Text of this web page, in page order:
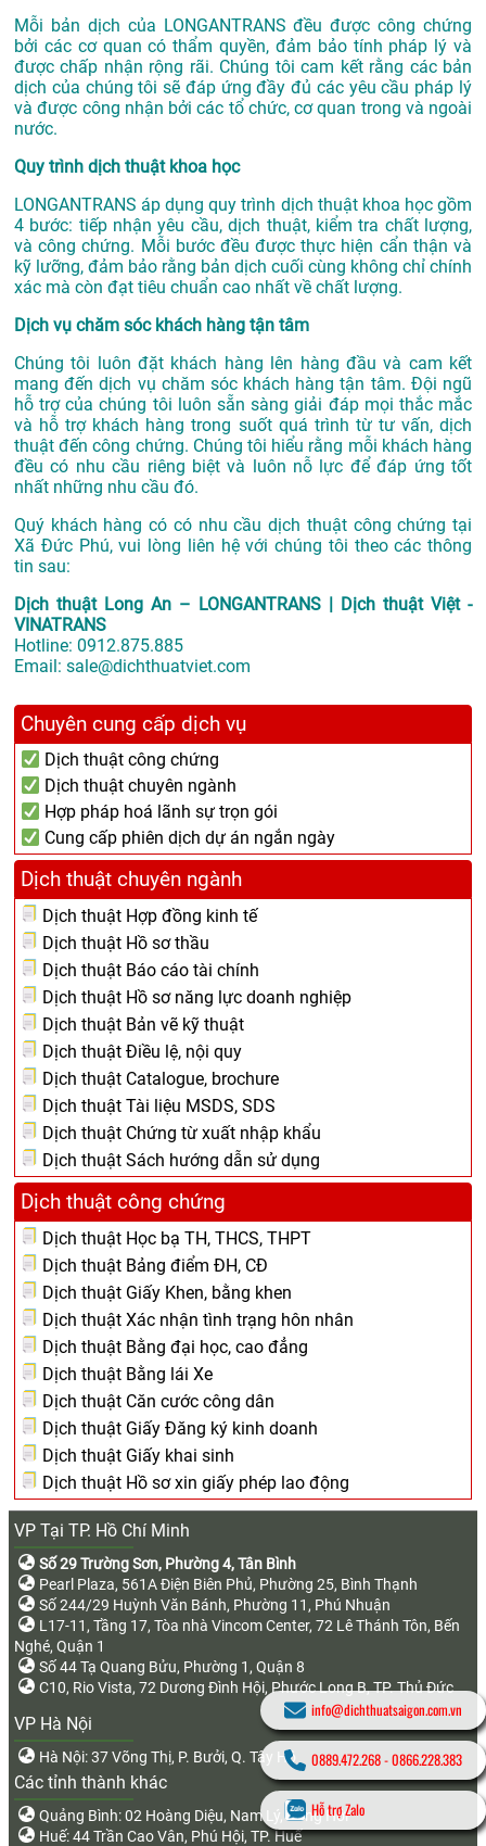
Mỗi bản dịch của LONGANTRANS đều được công chứng
bởi các cơ quan có thẩm quyền, đảm bảo tính pháp lý và
được chấp nhận rộng rãi. Chúng tôi cam kết rằng các bản
dịch của chúng tôi sẽ đáp ứng đầy đủ các yêu cầu pháp lý
và được công nhận bởi các tổ chức, cơ quan trong và ngoài
nước.
Quy trình dịch thuật khoa học
LONGANTRANS áp dụng quy trình dịch thuật khoa học gồm
4 bước: tiếp nhận yêu cầu, dịch thuật, kiểm tra chất lượng,
và công chứng. Mỗi bước đều được thực hiện cẩn thận và
kỹ lưỡng, đảm bảo rằng bản dịch cuối cùng không chỉ chính
xác mà còn đạt tiêu chuẩn cao nhất về chất lượng.
Dịch vụ chăm sóc khách hàng tận tâm
Chúng tôi luôn đặt khách hàng lên hàng đầu và cam kết
mang đến dịch vụ chăm sóc khách hàng tận tâm. Đội ngũ
hỗ trợ của chúng tôi luôn sẵn sàng giải đáp mọi thắc mắc
và hỗ trợ khách hàng trong suốt quá trình từ tư vấn, dịch
thuật đến công chứng. Chúng tôi hiểu rằng mỗi khách hàng
đều có nhu cầu riêng biệt và luôn nỗ lực để đáp ứng tốt
nhất những nhu cầu đó.
Quý khách hàng có có nhu cầu dịch thuật công chứng tại
Xã Đức Phú, vui lòng liên hệ với chúng tôi theo các thông
tin sau:
Dịch thuật Long An – LONGANTRANS | Dịch thuật Việt -
VINATRANS
Hotline: 0912.875.885
Email: sale@dichthuatviet.com
Chuyên cung cấp dịch vụ
Dịch thuật công chứng
Dịch thuật chuyên ngành
Hợp pháp hoá lãnh sự trọn gói
Cung cấp phiên dịch dự án ngắn ngày
Dịch thuật chuyên ngành
Dịch thuật Hợp đồng kinh tế
Dịch thuật Hồ sơ thầu
Dịch thuật Báo cáo tài chính
Dịch thuật Hồ sơ năng lực doanh nghiệp
Dịch thuật Bản vẽ kỹ thuật
Dịch thuật Điều lệ, nội quy
Dịch thuật Catalogue, brochure
Dịch thuật Tài liệu MSDS, SDS
Dịch thuật Chứng từ xuất nhập khẩu
Dịch thuật Sách hướng dẫn sử dụng
Dịch thuật công chứng
Dịch thuật Học bạ TH, THCS, THPT
Dịch thuật Bảng điểm ĐH, CĐ
Dịch thuật Giấy Khen, bằng khen
Dịch thuật Xác nhận tình trạng hôn nhân
Dịch thuật Bằng đại học, cao đẳng
Dịch thuật Bằng lái Xe
Dịch thuật Căn cước công dân
Dịch thuật Giấy Đăng ký kinh doanh
Dịch thuật Giấy khai sinh
Dịch thuật Hồ sơ xin giấy phép lao động
VP Tại TP. Hồ Chí Minh
Số 29 Trường Sơn, Phường 4, Tân Bình
Pearl Plaza, 561A Điện Biên Phủ, Phường 25, Bình Thạnh
Số 244/29 Huỳnh Văn Bánh, Phường 11, Phú Nhuận
L17-11, Tầng 17, Tòa nhà Vincom Center, 72 Lê Thánh Tôn, Bến
Nghé, Quận 1
Số 44 Tạ Quang Bửu, Phường 1, Quận 8
C10, Rio Vista, 72 Dương Đình Hội, Phước Long B, TP. Thủ Đức
VP Hà Nội
Hà Nội: 37 Võng Thị, P. Bưởi, Q. Tây Hồ
Các tỉnh thành khác
Quảng Bình: 02 Hoàng Diệu, Nam Lý, Đồng Hới
Huế: 44 Trần Cao Vân, Phú Hội, TP. Huế
info@dichthuatsaigon.com.vn
0889.472.268-0866.228.383
Hỗ trợ Zalo